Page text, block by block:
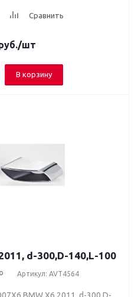
Сравнить
/шт
В корзину
d-300,D-140,L-100
Артикул: AVT4564